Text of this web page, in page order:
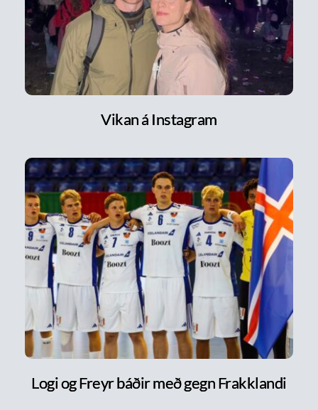
Vikan á Instagram
Logi og Freyr báðir með gegn Frakklandi